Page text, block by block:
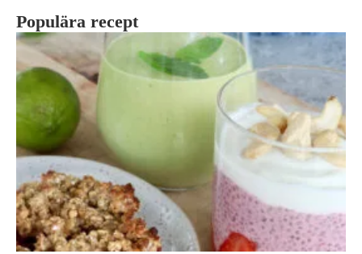
Populära recept